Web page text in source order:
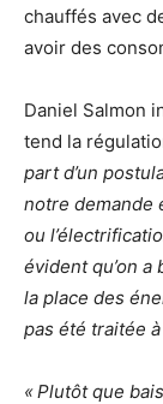
chauffés avec
avoir des
Daniel Salmon
tend la
part d’un
notre demande
ou
évident qu’on
la place des
pas été traitée
«Plutôt que